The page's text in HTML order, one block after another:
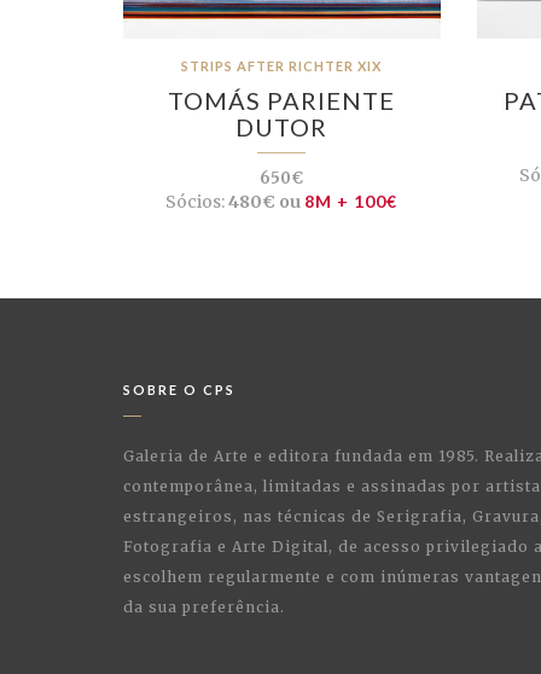
STRIPS AFTER RICHTER XIX
TOMÁS PARIENTE
DUTOR
650€
Sócios:480€ ou 8M + 100€
SOBRE O CPS
Galeria de Arte e editora fundada em 1985.
contemporânea, limitadas e assinadas por
estrangeiros, nas técnicas de Serigrafia,
Fotografia e Arte Digital, de acesso privilegiado
escolhem regularmente e com inúmeras
da sua preferência.